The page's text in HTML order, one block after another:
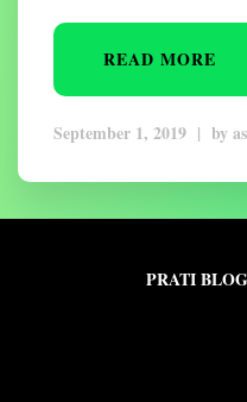
READ MORE
September 1, 2019 | by
PRATI